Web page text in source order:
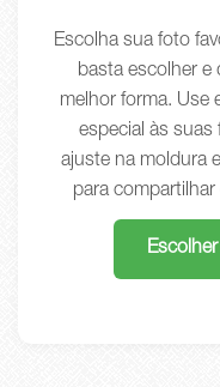
Escolha sua foto
basta escolher e
melhor forma. Use
especial às suas
ajuste na moldura
para